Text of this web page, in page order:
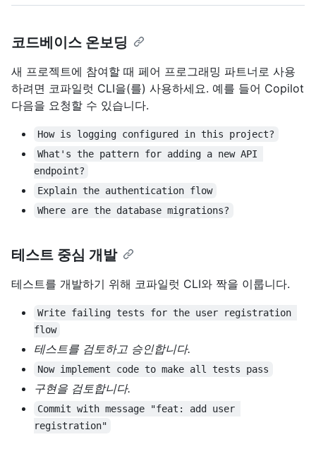
코드베이스 온보딩
새 프로젝트에 참여할 때 페어 프로그래밍 파트너로 사용
하려면 코파일럿 CLI을(를) 사용하세요. 예를 들어 Copilot
다음을 요청할 수 있습니다.
How is logging configured in this project?
What's the pattern for adding a new API
endpoint?
Explain the authentication flow
Where are the database migrations?
테스트 중심 개발
테스트를 개발하기 위해 코파일럿 CLI와 짝을 이룹니다.
Write failing tests for the user registration
flow
테스트를 검토하고 승인합니다.
Now implement code to make all tests pass
구현을 검토합니다.
Commit with message "feat: add user
registration"